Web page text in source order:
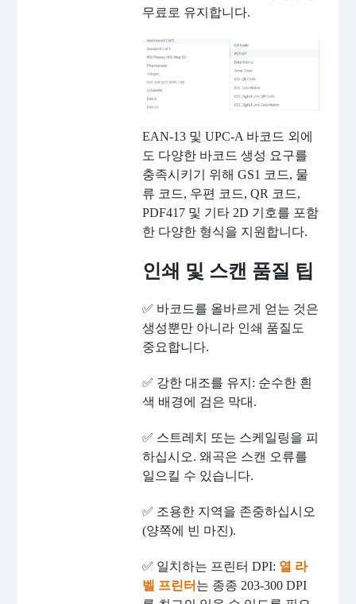
무료로 유지합니다.
EAN-13 및 UPC-A 바코드 외에
도 다양한 바코드 생성 요구를
충족시키기 위해 GS1 코드, 물
류 코드, 우편 코드, QR 코드,
PDF417 및 기타 2D 기호를 포함
한 다양한 형식을 지원합니다.
인쇄 및 스캔 품질 팁
✅ 바코드를 올바르게 얻는 것은
생성뿐만 아니라 인쇄 품질도
중요합니다.
✅ 강한 대조를 유지: 순수한 흰
색 배경에 검은 막대.
✅ 스트레치 또는 스케일링을 피
하십시오. 왜곡은 스캔 오류를
일으킬 수 있습니다.
✅ 조용한 지역을 존중하십시오
(양쪽에 빈 마진).
✅ 일치하는 프린터 DPI: 열 라
벨 프린터 는 종종 203-300 DPI